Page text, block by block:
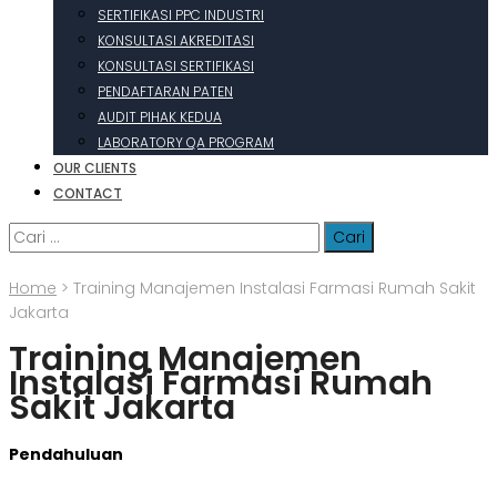
SERTIFIKASI PPC INDUSTRI
KONSULTASI AKREDITASI
KONSULTASI SERTIFIKASI
PENDAFTARAN PATEN
AUDIT PIHAK KEDUA
LABORATORY QA PROGRAM
OUR CLIENTS
CONTACT
Cari
untuk:
Home > Training Manajemen Instalasi Farmasi Rumah Sakit
Jakarta
Training Manajemen
Instalasi Farmasi Rumah
Sakit Jakarta
Pendahuluan